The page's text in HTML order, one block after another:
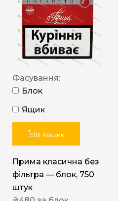
Фасування:
Блок
Ящик
В Кошик
Прима класична без
фільтра — блок, 750
штук